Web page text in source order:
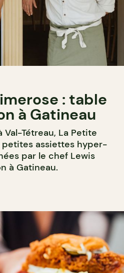
: table
à Gatineau
Tétreau, La Petite
petites assiettes hyper-
par le chef Lewis
à Gatineau.